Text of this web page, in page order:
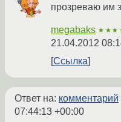
прозреваю им
megabaks
21.04.2012
Ссылка
Ответ на: комментарий
07:44:13 +00:00